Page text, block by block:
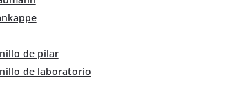
de pilar
de laboratorio